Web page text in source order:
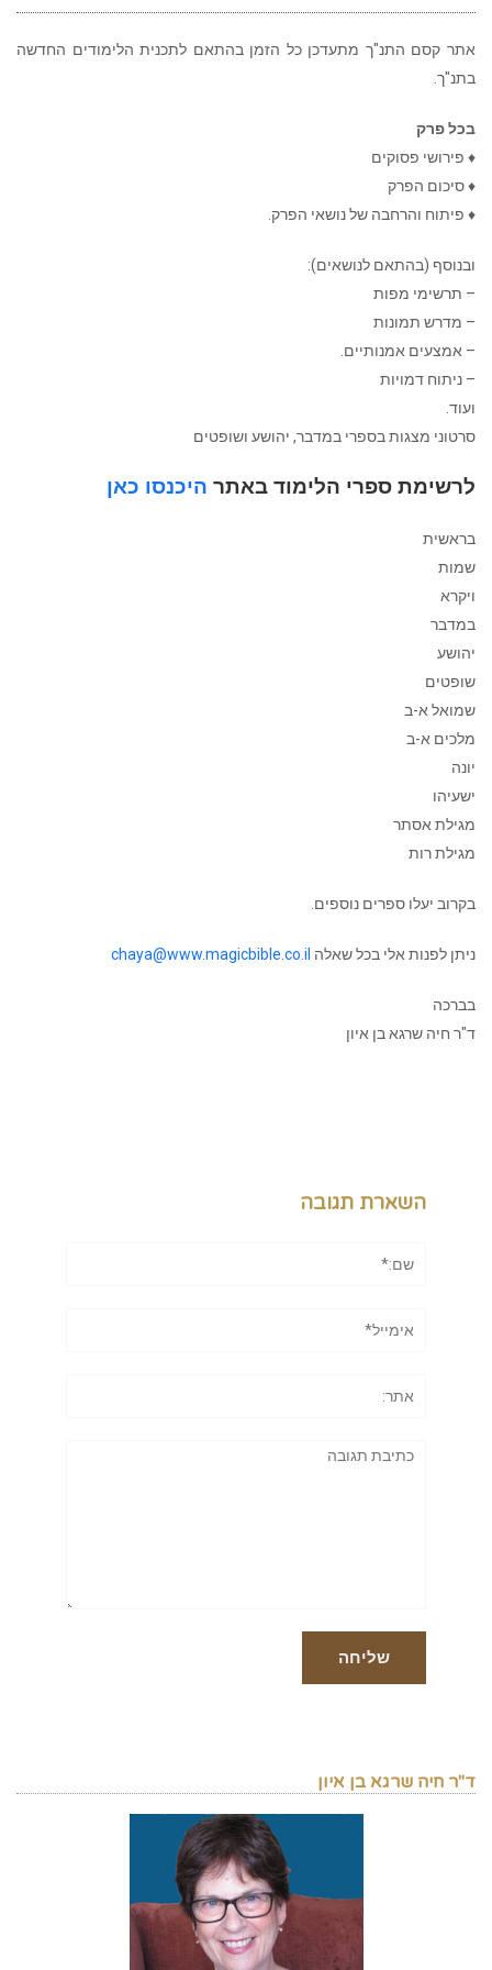
אתר קסם התנ"ך מתעדכן כל הזמן בהתאם לתכנית הלימודים החדשה
בתנ"ך.
בכל פרק
♦ פירושי פסוקים
♦ סיכום הפרק
♦ פיתוח והרחבה של נושאי הפרק.
ובנוסף (בהתאם לנושאים):
– תרשימי מפות
– מדרש תמונות
– אמצעים אמנותיים.
– ניתוח דמויות
ועוד.
סרטוני מצגות בספרי במדבר, יהושע ושופטים
לרשימת ספרי הלימוד באתר היכנסו כאן
בראשית
שמות
ויקרא
במדבר
יהושע
שופטים
שמואל א-ב
מלכים א-ב
יונה
ישעיהו
מגילת אסתר
מגילת רות
בקרוב יעלו ספרים נוספים.
ניתן לפנות אלי בכל שאלה chaya@www.magicbible.co.il
בברכה
ד"ר חיה שרגא בן איון
השארת תגובה
ד"ר חיה שרגא בן איון